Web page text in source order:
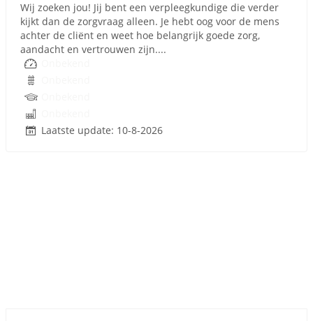
Wij zoeken jou! Jij bent een verpleegkundige die verder
kijkt dan de zorgvraag alleen. Je hebt oog voor de mens
achter de cliënt en weet hoe belangrijk goede zorg,
aandacht en vertrouwen zijn....
Laatste update: 10-8-2026